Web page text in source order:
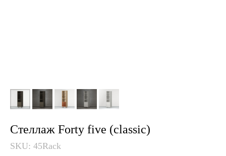
Стеллаж Forty five (classic)
SKU: 45Rack